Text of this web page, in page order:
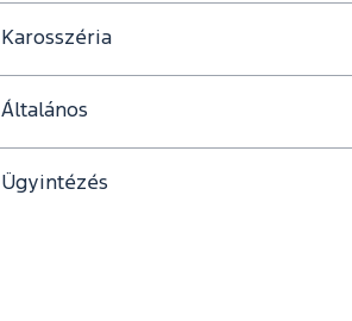
Karosszéria
Általános
Ügyintézés